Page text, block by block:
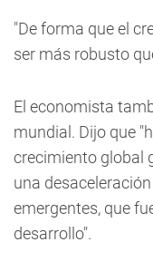
"De forma que el
ser más robusto
El economista
mundial. Dijo que
crecimiento global
una
emergentes, que
desarrollo".